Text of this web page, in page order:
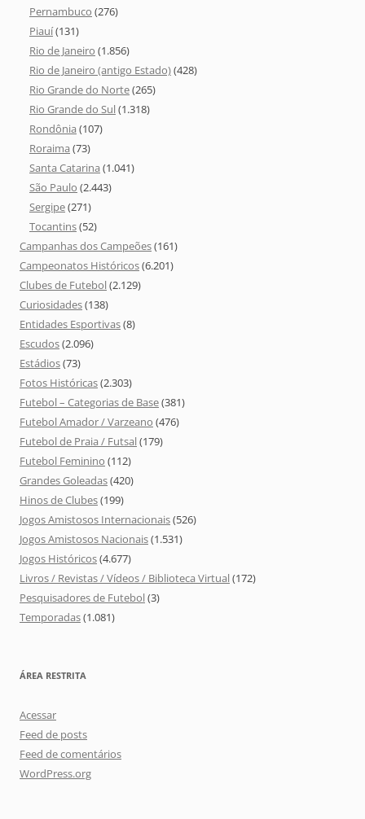
Pernambuco (276)
Piauí(131)
Rio de Janeiro (1.856)
Rio de Janeiro (antigo Estado)(428)
Rio Grande do Norte(265)
Rio Grande do Sul(1.318)
Rondônia (107)
Roraima (73)
Santa Catarina (1.041)
São Paulo (2.443)
Sergipe(271)
Tocantins(52)
Campanhas dos Campeões(161)
Campeonatos Históricos(6.201)
Clubes de Futebol(2.129)
Curiosidades(138)
Entidades Esportivas(8)
Escudos(2.096)
Estádios(73)
Fotos Históricas(2.303)
Futebol – Categorias de Base(381)
Futebol Amador / Varzeano (476)
Futebol de Praia / Futsal(179)
Futebol Feminino (112)
Grandes Goleadas(420)
Hinos de Clubes(199)
Jogos Amistosos Internacionais(526)
Jogos Amistosos Nacionais(1.531)
Jogos Históricos(4.677)
Livros / Revistas / Vídeos / Biblioteca Virtual(172)
Pesquisadores de Futebol(3)
Temporadas(1.081)
ÁREA RESTRITA
Acessar
Feed de posts
Feed de comentários
WordPress.org